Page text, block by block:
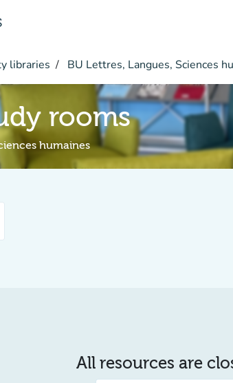
libraries BU Lettres, Langues, Sciences
rooms
humaines
All resources are